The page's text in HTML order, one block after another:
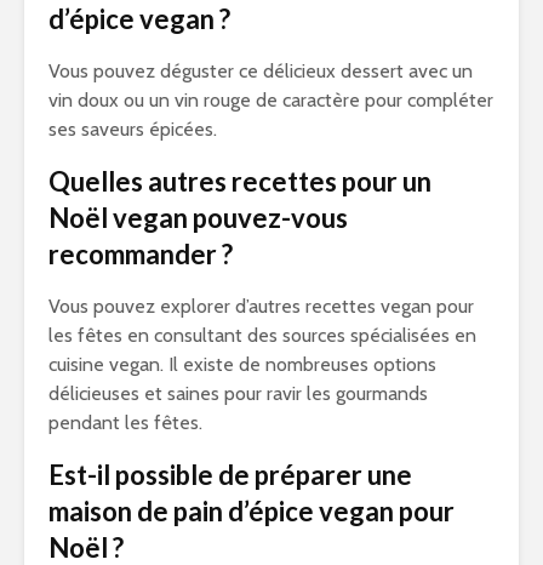
d’épice vegan ?
Vous pouvez déguster ce délicieux dessert avec un
vin doux ou un vin rouge de caractère pour compléter
ses saveurs épicées.
Quelles autres recettes pour un
Noël vegan pouvez-vous
recommander ?
Vous pouvez explorer d’autres recettes vegan pour
les fêtes en consultant des sources spécialisées en
cuisine vegan. Il existe de nombreuses options
délicieuses et saines pour ravir les gourmands
pendant les fêtes.
Est-il possible de préparer une
maison de pain d’épice vegan pour
Noël ?